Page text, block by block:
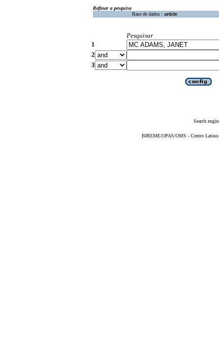
Refinar a pesquisa
Base de dados : article
Pesquisar
1
2
3
Search
BIREME/OPAS/OMS - Centro Latino-